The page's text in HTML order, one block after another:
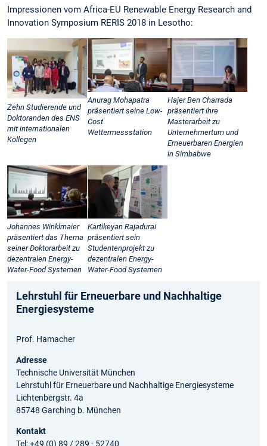
Impressionen vom Africa-EU Renewable Energy Research and
Innovation Symposium RERIS 2018 in Lesotho:
Zehn Studierende und
Doktoranden des ENS
mit internationalen
Kollegen
Anurag Mohapatra
präsentiert seine Low-
Cost
Wettermessstation
Hajer Ben Charrada
präsentiert ihre
Masterarbeit zu
Unternehmertum und
Erneuerbaren Energien
in Simbabwe
Johannes Winklmaier
präsentiert das Thema
seiner Doktorarbeit zu
dezentralen Energy-
Water-Food Systemen
Kartikeyan Rajadurai
präsentiert sein
Studentenprojekt zu
dezentralen Energy-
Water-Food Systemen
Lehrstuhl für Erneuerbare und Nachhaltige
Energiesysteme
Prof. Hamacher
Adresse
Technische Universität München
Lehrstuhl für Erneuerbare und Nachhaltige Energiesysteme
Lichtenbergstr. 4a
85748 Garching b. München
Kontakt
Tel: +49 (0) 89 / 289 - 52740